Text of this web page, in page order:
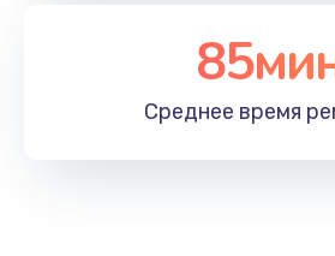
Чистка от
990 руб.
Заказать
Среднее время